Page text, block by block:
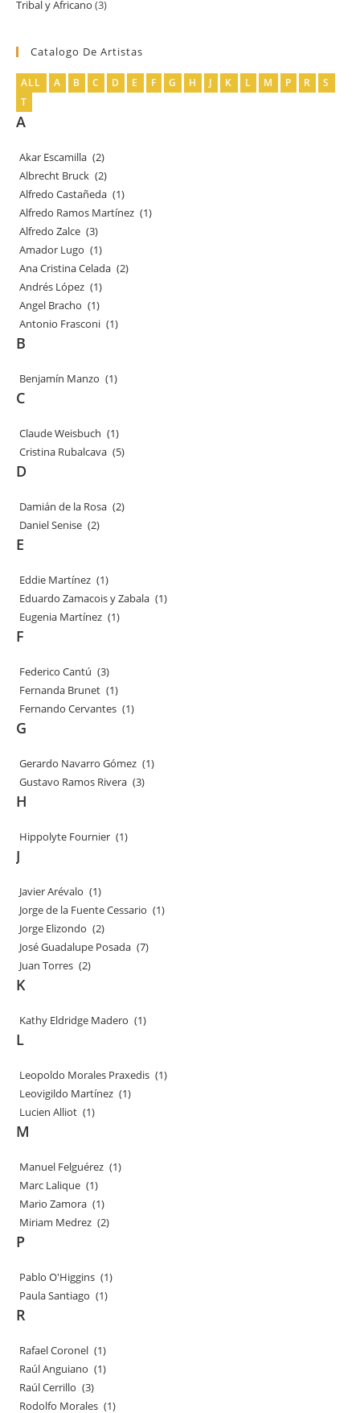
productos
Tribal y Africano 33
Catalogo De Artistas
ALL A B C D E F G H J K L M P R
S
T
A
Akar Escamilla (2)
Albrecht Bruck (2)
Alfredo Castañeda (1)
Alfredo Ramos Martínez (1)
Alfredo Zalce (3)
Amador Lugo (1)
Ana Cristina Celada (2)
Andrés López (1)
Angel Bracho (1)
Antonio Frasconi (1)
B
Benjamín Manzo (1)
C
Claude Weisbuch (1)
Cristina Rubalcava (5)
D
Damián de la Rosa (2)
Daniel Senise (2)
E
Eddie Martínez (1)
Eduardo Zamacois y Zabala (1)
Eugenia Martínez (1)
F
Federico Cantú (3)
Fernanda Brunet (1)
Fernando Cervantes (1)
G
Gerardo Navarro Gómez (1)
Gustavo Ramos Rivera (3)
H
Hippolyte Fournier (1)
J
Javier Arévalo (1)
Jorge de la Fuente Cessario (1)
Jorge Elizondo (2)
José Guadalupe Posada (7)
Juan Torres (2)
K
Kathy Eldridge Madero (1)
L
Leopoldo Morales Praxedis (1)
Leovigildo Martínez (1)
Lucien Alliot (1)
M
Manuel Felguérez (1)
Marc Lalique (1)
Mario Zamora (1)
Miriam Medrez (2)
P
Pablo O'Higgins (1)
Paula Santiago (1)
R
Rafael Coronel (1)
Raúl Anguiano (1)
Raúl Cerrillo (3)
Rodolfo Morales (1)